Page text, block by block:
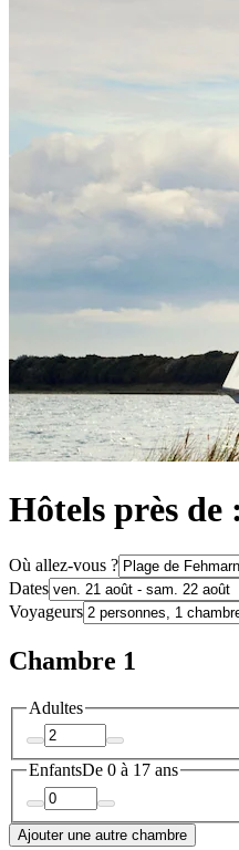
Hôtels près de
Où allez-vous ?
Dates
Voyageurs
Chambre 1
Adultes
EnfantsDe 0 à 17 ans
Ajouter une autre chambre